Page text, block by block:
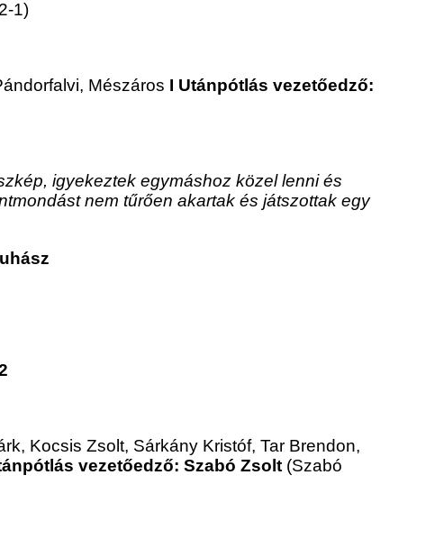
1)
Mészáros I Utánpótlás vezetőedző:
igyekeztek egymáshoz közel lenni és
nem tűrően akartak és játszottak egy
Kocsis Zsolt, Sárkány Kristóf, Tar Brendon,
vezetőedző: Szabó Zsolt (Szabó